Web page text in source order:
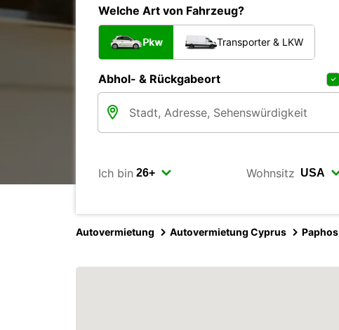
Welche Art von Fahrzeug?
Pkw Transporter & LKW
Abhol- & Rückgabeort
Ich bin Wohnsitz
Autovermietung Autovermietung Cyprus Paphos